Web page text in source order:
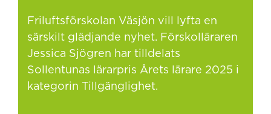
Friluftsförskolan Väsjön vill lyfta en
särskilt glädjande nyhet. Förskolläraren
Jessica Sjögren har tilldelats
Sollentunas lärarpris Årets lärare 2025 i
kategorin Tillgänglighet.